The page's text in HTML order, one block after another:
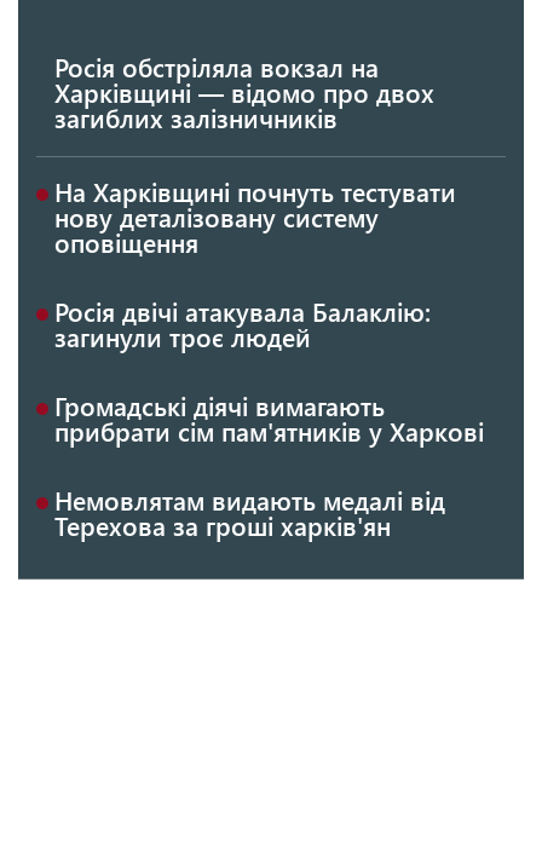
Росія обстріляла вокзал на
Харківщині — відомо про двох
загиблих залізничників
На Харківщині почнуть тестувати
нову деталізовану систему
оповіщення
Росія двічі атакувала Балаклію:
загинули троє людей
Громадські діячі вимагають
прибрати сім пам'ятників у Харкові
Немовлятам видають медалі від
Терехова за гроші харків'ян